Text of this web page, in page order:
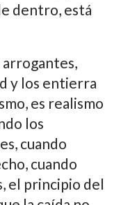
dentro, está
arrogantes,
y los entierra
es realismo
los
cuando
cuando
el principio del